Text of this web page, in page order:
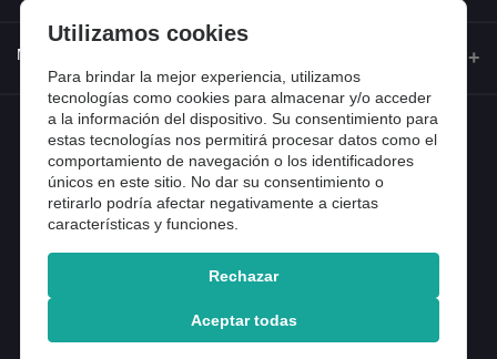
Preguntas frecuentes
Entradas de blog
Calle Ferraz 42, Madrid
Teléfono
918 13 81 81
Email
info@tiendental.com
Mi cuenta
Iniciar sesión
Historial de pedidos
Mi lista de compra
Copyright 2025 © TienDental productos dentales, S.L..
Utilizamos cookies
Para brindar la mejor experiencia, utilizamos
tecnologías como cookies para almacenar y/o acceder
a la información del dispositivo. Su consentimiento para
estas tecnologías nos permitirá procesar datos como el
comportamiento de navegación o los identificadores
únicos en este sitio. No dar su consentimiento o
retirarlo podría afectar negativamente a ciertas
características y funciones.
Rechazar
Aceptar todas